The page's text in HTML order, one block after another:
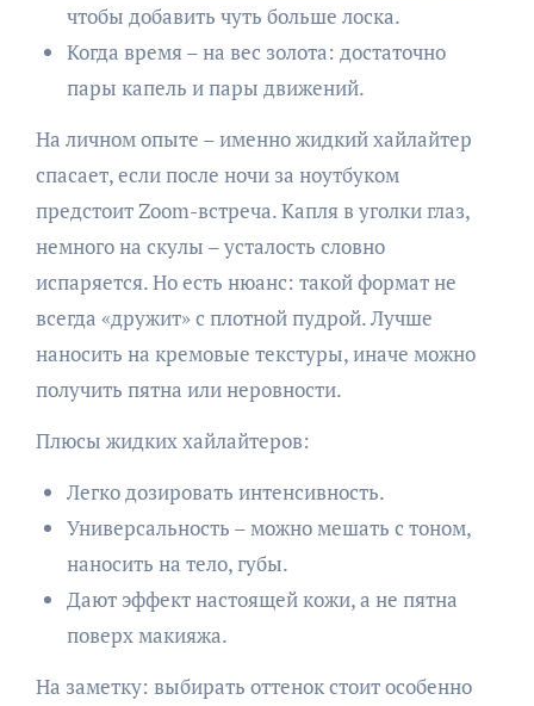
чтобы добавить чуть больше лоска.
Когда время – на вес золота: достаточно
пары капель и пары движений.
На личном опыте – именно жидкий хайлайтер
спасает, если после ночи за ноутбуком
предстоит Zoom-встреча. Капля в уголки глаз,
немного на скулы – усталость словно
испаряется. Но есть нюанс: такой формат не
всегда «дружит» с плотной пудрой. Лучше
наносить на кремовые текстуры, иначе можно
получить пятна или неровности.
Плюсы жидких хайлайтеров:
Легко дозировать интенсивность.
Универсальность – можно мешать с тоном,
наносить на тело, губы.
Дают эффект настоящей кожи, а не пятна
поверх макияжа.
На заметку: выбирать оттенок стоит особенно